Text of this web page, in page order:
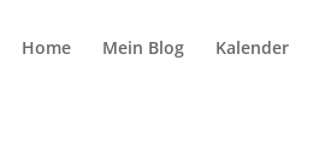
Home Mein Blog Kalender